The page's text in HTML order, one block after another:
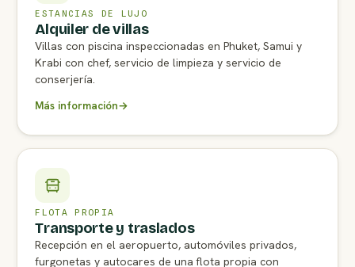
ESTANCIAS DE LUJO
Alquiler de villas
Villas con piscina inspeccionadas en Phuket, Samui y
Krabi con chef, servicio de limpieza y servicio de
conserjería.
Más información→
FLOTA PROPIA
Transporte y traslados
Recepción en el aeropuerto, automóviles privados,
furgonetas y autocares de una flota propia con